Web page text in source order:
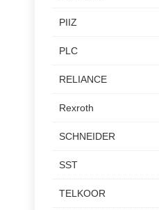
PIIZ
PLC
RELIANCE
Rexroth
SCHNEIDER
SST
TELKOOR